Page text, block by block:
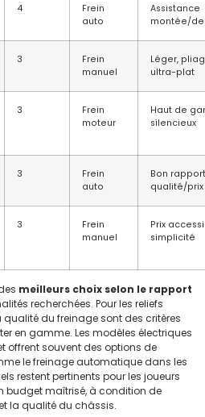
4
Frein
auto
Assistance
montée/
3
Frein
manuel
Léger,
ultra-plat
3
Frein
moteur
Haut de
silencieux
3
Frein
auto
Bon rapport
qualité/prix
3
Frein
manuel
Prix
simplicité
meilleurs choix selon le rapport
recherchées. Pour les reliefs
du freinage sont des critères
en gamme. Les modèles électriques
offrent souvent des options de
le freinage automatique dans les
restent pertinents pour les joueurs
budget maîtrisé, à condition de
la qualité du châssis.